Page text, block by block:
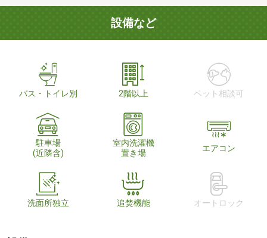
設備など
バス・トイレ別 2階以上 ペット相談可
駐車場
(近隣含)
室内洗濯機
置き場
エアコン
洗面所独立 追焚機能 オートロック